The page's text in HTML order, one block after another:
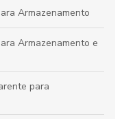
seguro de
melhor para suas
Armazenamento
Armazenamento e
para